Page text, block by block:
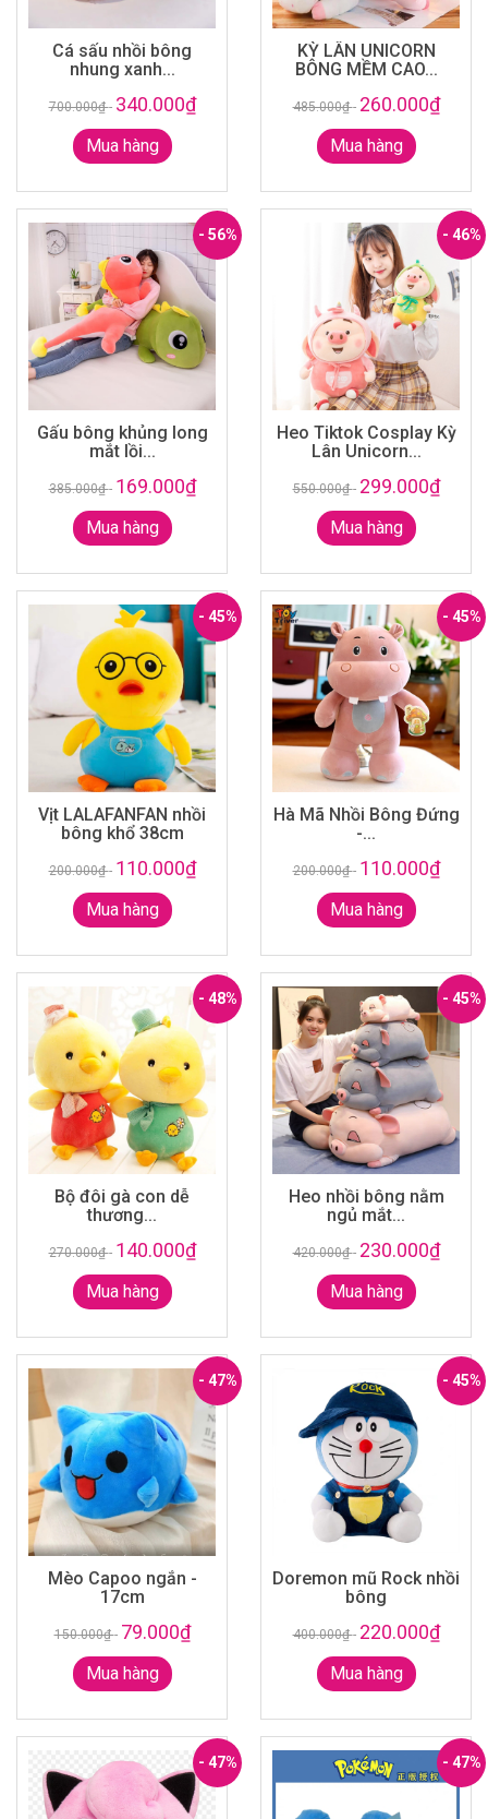
Cá sấu nhồi bông
nhung xanh...
700.000₫- 340.000₫
Mua hàng
KỲ LÂN UNICORN
BÔNG MỀM CAO...
485.000₫- 260.000₫
Mua hàng
- 56%
Gấu bông khủng long
mắt lồi...
385.000₫- 169.000₫
Mua hàng
- 46%
Heo Tiktok Cosplay Kỳ
Lân Unicorn...
550.000₫- 299.000₫
Mua hàng
- 45%
Vịt LALAFANFAN nhồi
bông khổ 38cm
200.000₫- 110.000₫
Mua hàng
- 45%
Hà Mã Nhồi Bông Đứng
-...
200.000₫- 110.000₫
Mua hàng
- 48%
Bộ đôi gà con dễ
thương...
270.000₫- 140.000₫
Mua hàng
- 45%
Heo nhồi bông nằm
ngủ mắt...
420.000₫- 230.000₫
Mua hàng
- 47%
Mèo Capoo ngắn -
17cm
150.000₫- 79.000₫
Mua hàng
- 45%
Doremon mũ Rock nhồi
bông
400.000₫- 220.000₫
Mua hàng
- 47% - 47%